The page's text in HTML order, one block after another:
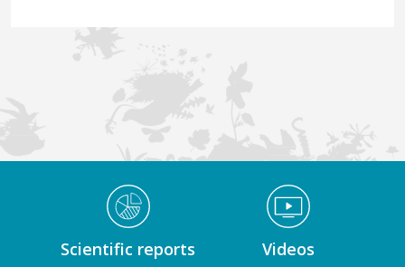
Médiathèque Footer
Scientific reports Videos